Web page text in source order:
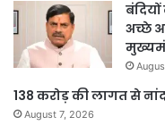
अच्छे
138 करोड़ की लागत से
August 7, 2026